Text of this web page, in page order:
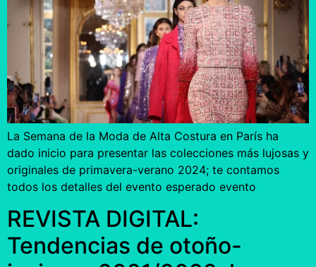
La Semana de la Moda de Alta Costura en París ha
dado inicio para presentar las colecciones más lujosas y
originales de primavera-verano 2024; te contamos
todos los detalles del evento esperado evento
REVISTA DIGITAL:
Tendencias de otoño-